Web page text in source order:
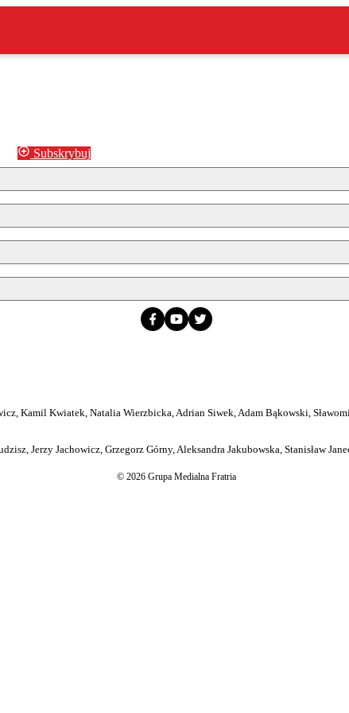
Subskrybuj
Kamil Kwiatek, Natalia Wierzbicka, Adrian Siwek, Adam Bąkowski,
Jerzy Jachowicz, Grzegorz Górny, Aleksandra Jakubowska, Stanisław
© 2026 Grupa Medialna Fratria